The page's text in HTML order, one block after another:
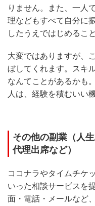
りません。また、一人
理などもすべて自分に
したうえではじめるこ
大変ではありますが、
ぼしてくれます。スキ
なんてことがあるかも
人は、経験を積むいい
その他の副業（人
代理出席など）
ココナラやタイムチケ
いった相談サービスを
面・電話・メールなど